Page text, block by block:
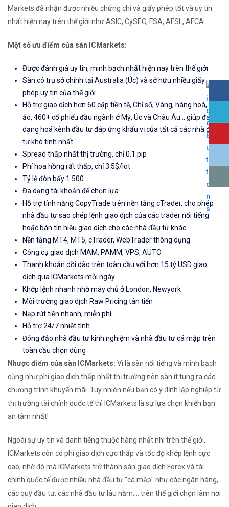
Markets đã nhận được nhiều chứng chỉ và giấy phép tốt và uy tín
nhất hiện nay trên thế giới như ASIC, CySEC, FSA, AFSL, AFCA.
Một số ưu điểm của sàn ICMarkets:
Được đánh giá uy tín, minh bạch nhất hiện nay trên thế giới
Sàn có trụ sở chính tại Australia (Úc) và sở hữu nhiều giấy
phép uy tín của thế giới.
Hỗ trợ giao dịch hơn 60 cặp tiền tệ, Chỉ số, Vàng, hàng hoá, tiền
ảo, 460+ cổ phiếu đầu ngành ở Mỹ, Úc và Châu Âu... giúp đa
dạng hoá kênh đầu tư đáp ứng khẩu vị của tất cả các nhà đầu
tư khó tính nhất
Spread thấp nhất thị trường, chỉ 0.1 pip
Phí hoa hồng rất thấp, chỉ 3.5$/lot
Tỷ lệ đòn bẩy 1:500
Đa dạng tài khoản để chọn lựa
Hỗ trợ tính năng CopyTrade trên nền tảng cTrader, cho phép
nhà đầu tư sao chép lệnh giao dịch của các trader nổi tiếng
hoặc bán tín hiệu giao dịch cho các nhà đầu tư khác
Nền tảng MT4, MT5, cTrader, WebTrader thông dụng
Công cụ giao dịch MAM, PAMM, VPS, AUTO
Thanh khoản dồi dào trên toàn cầu với hơn 15 tỷ USD giao
dịch qua ICMarkets mỗi ngày
Khớp lệnh nhanh nhờ máy chủ ở London, Newyork
Môi trường giao dịch Raw Pricing tân tiến
Nạp rút tiền nhanh, miễn phí
Hỗ trợ 24/7 nhiệt tình
Đông đảo nhà đầu tư kinh nghiệm và nhà đầu tư cá mập trên
toàn cầu chọn dùng
Nhược điểm của sàn ICMarkets: Vì là sàn nổi tiếng và minh bạch
cũng như phí giao dịch thấp nhất thị trường nên sàn ít tung ra các
chương trình khuyến mãi. Tuy nhiên nếu bạn có ý định lập nghiệp từ
thị trường tài chính quốc tế thì ICMarkets là sự lựa chọn khiến bạn
an tâm nhất!
Ngoài sự uy tín và danh tiếng thuộc hàng nhất nhì trên thế giới,
ICMarkets còn có phí giao dịch cực thấp và tốc độ khớp lệnh cực
cao, nhờ đó mà ICMarkets trở thành sàn giao dịch Forex và tài
chính quốc tế được nhiều nhà đầu tư "cá mập" như các ngân hàng,
các quỹ đầu tư, các nhà đầu tư lâu năm,... trên thế giới chọn làm nơi